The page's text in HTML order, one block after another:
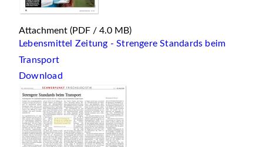
Attachment (PDF / 4.0 MB)
Lebensmittel Zeitung - Strengere Standards beim
Transport
Download